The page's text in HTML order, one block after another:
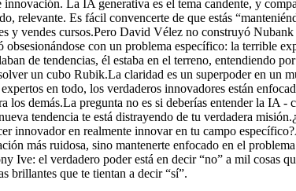
innovación. La IA generativa es el tema candente, y
relevante. Es fácil convencerte de que estás
y vendes cursos.Pero David Vélez no construyó
obsesionándose con un problema específico: la terrible
de tendencias, él estaba en el terreno, entendiendo
un cubo Rubik.La claridad es un superpoder en un
en todo, los verdaderos innovadores están
los demás.La pregunta no es si deberías entender la IA -
tendencia te está distrayendo de tu verdadera
innovador en realmente innovar en tu campo
más ruidosa, sino mantenerte enfocado en el
Ive: el verdadero poder está en decir “no” a mil cosas
brillantes que te tientan a decir “sí”.